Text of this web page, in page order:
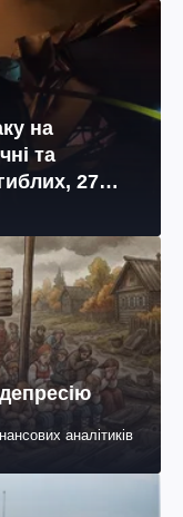
на
та
27
аналітиків